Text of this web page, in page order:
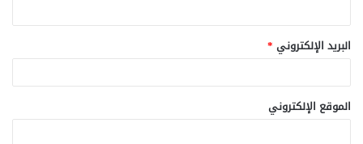
البريد الإلكتروني *
الموقع الإلكتروني